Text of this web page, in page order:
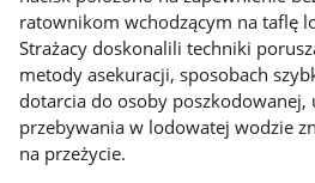
ratownikom wchodzącym na taflę
Strażacy doskonalili techniki
metody asekuracji, sposobach
dotarcia do osoby
przebywania w lodowatej wodzie
na przeżycie.